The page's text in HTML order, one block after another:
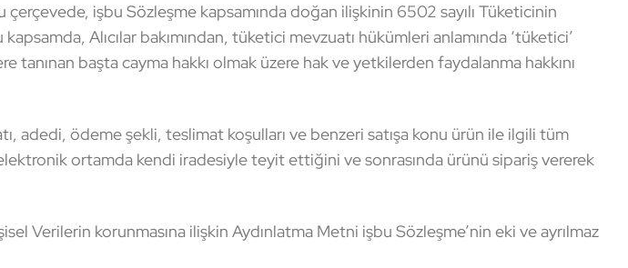
işbu Sözleşme kapsamında doğan ilişkinin 6502 sayılı Tüketicinin
Alıcılar bakımından, tüketici mevzuatı hükümleri anlamında ‘tüketici’
tanınan başta cayma hakkı olmak üzere hak ve yetkilerden faydalanma hakkını
adedi, ödeme şekli, teslimat koşulları ve benzeri satışa konu ürün ile ilgili tüm
ortamda kendi iradesiyle teyit ettiğini ve sonrasında ürünü sipariş vererek
korunmasına ilişkin Aydınlatma Metni işbu Sözleşme’nin eki ve ayrılmaz